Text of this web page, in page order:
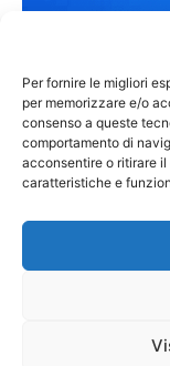
Per fornire le migliori
per memorizzare e/o
consenso a queste
comportamento di
acconsentire o ritirare
caratteristiche e